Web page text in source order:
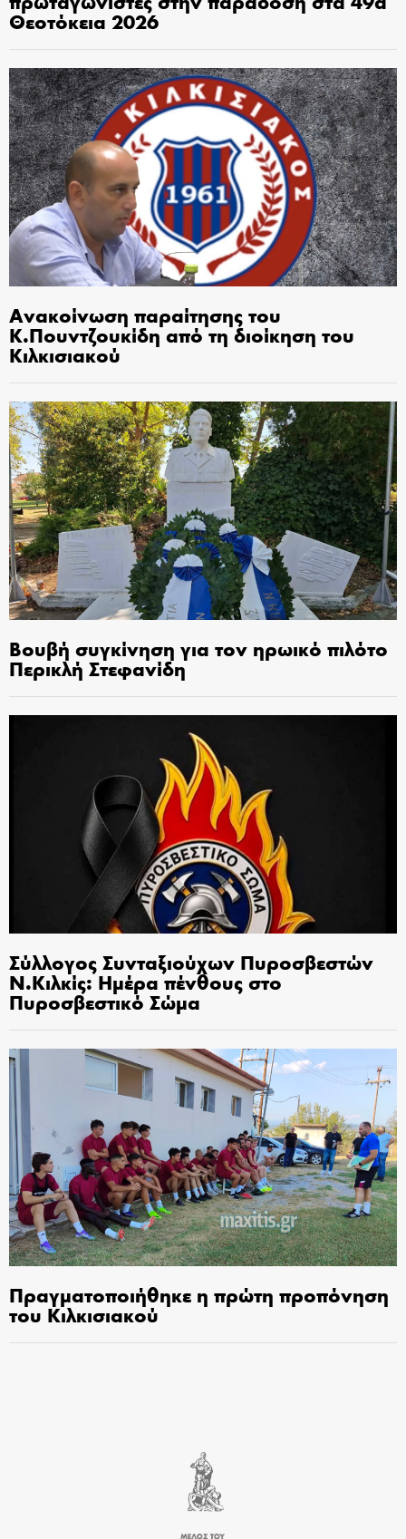
Θεοτόκεια 2026
Ανακοίνωση παραίτησης του
Κ.Πουντζουκίδη από τη διοίκηση του
Κιλκισιακού
Βουβή συγκίνηση για τον ηρωικό πιλότο
Περικλή Στεφανίδη
Σύλλογος Συνταξιούχων Πυροσβεστών
Ν.Κιλκίς: Ημέρα πένθους στο
Πυροσβεστικό Σώμα
Πραγματοποιήθηκε η πρώτη προπόνηση
του Κιλκισιακού